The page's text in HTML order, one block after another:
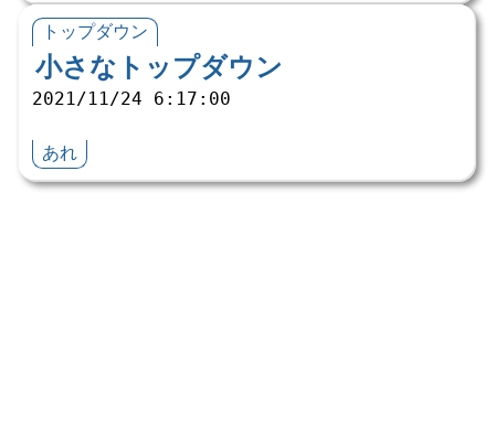
トップダウン
小さなトップダウン
2021/11/24 6:17:00
あれ